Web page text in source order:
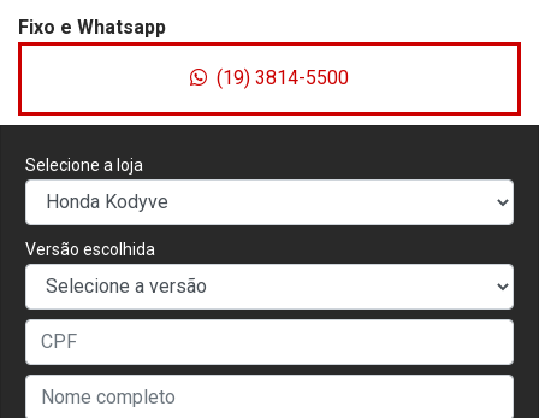
Selecione a loja
Versão escolhida
Fixo e Whatsapp
(19) 3814-5500